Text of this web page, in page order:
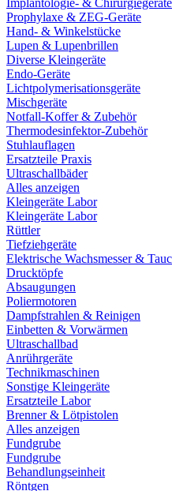
Implantologie- & Chirurgiegeräte
Prophylaxe & ZEG-Geräte
Hand- & Winkelstücke
Lupen & Lupenbrillen
Diverse Kleingeräte
Endo-Geräte
Lichtpolymerisationsgeräte
Mischgeräte
Notfall-Koffer & Zubehör
Thermodesinfektor-Zubehör
Stuhlauflagen
Ersatzteile Praxis
Ultraschallbäder
Alles anzeigen
Kleingeräte Labor
Kleingeräte Labor
Rüttler
Tiefziehgeräte
Elektrische Wachsmesser &
Drucktöpfe
Absaugungen
Poliermotoren
Dampfstrahlen & Reinigen
Einbetten & Vorwärmen
Ultraschallbad
Anrührgeräte
Technikmaschinen
Sonstige Kleingeräte
Ersatzteile Labor
Brenner & Lötpistolen
Alles anzeigen
Fundgrube
Fundgrube
Behandlungseinheit
Röntgen